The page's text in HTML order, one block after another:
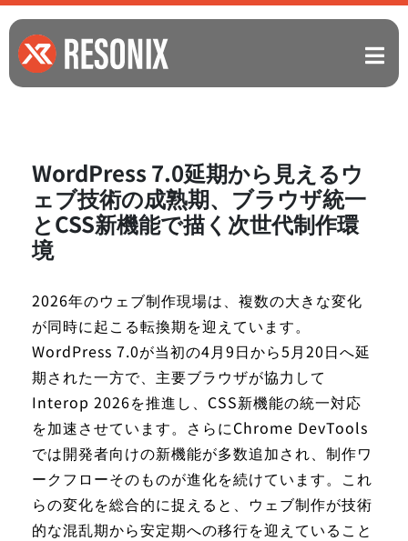
WordPress 7.0延期から見えるウ
ェブ技術の成熟期、ブラウザ統一
とCSS新機能で描く次世代制作環
境
2026年のウェブ制作現場は、複数の大きな変化
が同時に起こる転換期を迎えています。
WordPress 7.0が当初の4月9日から5月20日へ延
期された一方で、主要ブラウザが協力して
Interop 2026を推進し、CSS新機能の統一対応
を加速させています。さらにChrome DevTools
では開発者向けの新機能が多数追加され、制作ワ
ークフローそのものが進化を続けています。これ
らの変化を総合的に捉えると、ウェブ制作が技術
的な混乱期から安定期への移行を迎えていること